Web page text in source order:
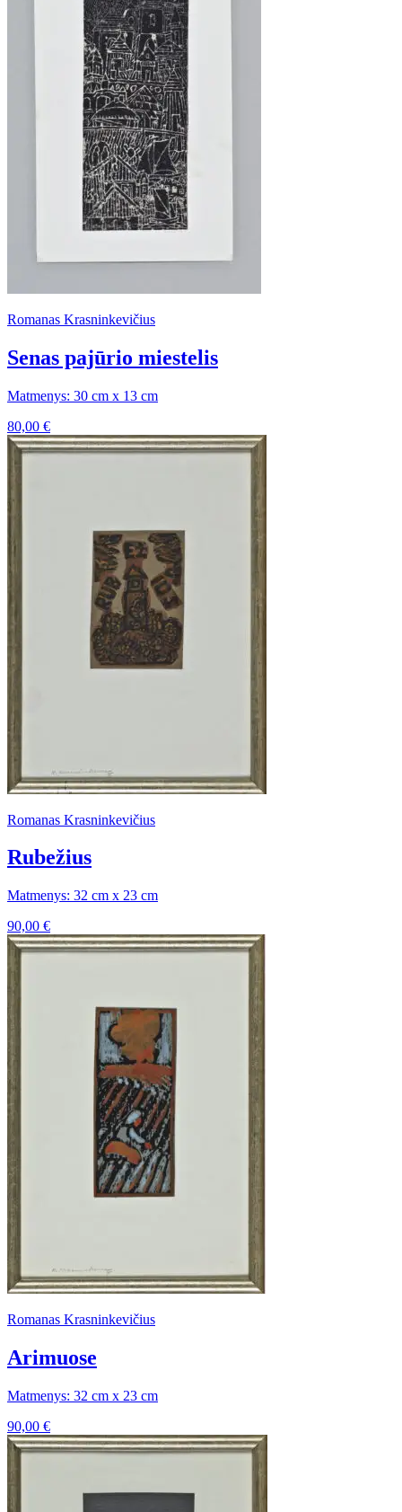
Romanas Krasninkevičius
Senas pajūrio miestelis
Matmenys: 30 cm x 13 cm
80,00 €
Romanas Krasninkevičius
Rubežius
Matmenys: 32 cm x 23 cm
90,00 €
Romanas Krasninkevičius
Arimuose
Matmenys: 32 cm x 23 cm
90,00 €